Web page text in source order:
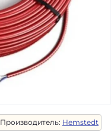
Производитель: Hemstedt